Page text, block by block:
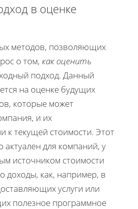
в оценке
методов, позволяющих
о том, как оценить
подход. Данный
на оценке будущих
которые может
и их
к текущей стоимости. Этот
актуален для компаний, у
источником стоимости
доходы, как, например, в
услуги или
полезное программное